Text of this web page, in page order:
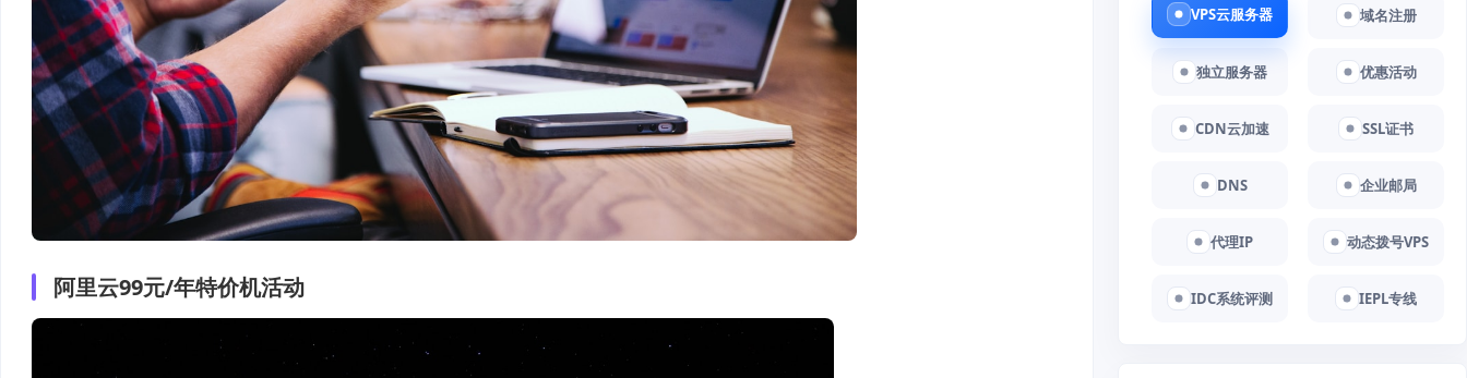
阿里云99元/年特价机活动
VPS云服务器 域名注册
独立服务器 优惠活动
CDN云加速 SSL证书
DNS 企业邮局
代理IP 动态拨号VPS
IDC系统评测 IEPL专线